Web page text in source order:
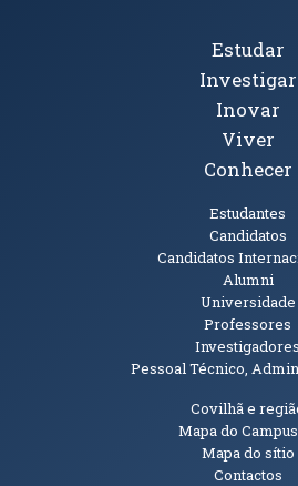
Tópicos Principais
Estudar
Investigar
Inovar
Viver
Conhecer
Estudantes
Candidatos
Candidatos
Alumni
Universidade
Professores
Investigadores
Pessoal Técnico,
InformaçõesCovilhã e
Mapa do
Mapa do sítio
Contactos